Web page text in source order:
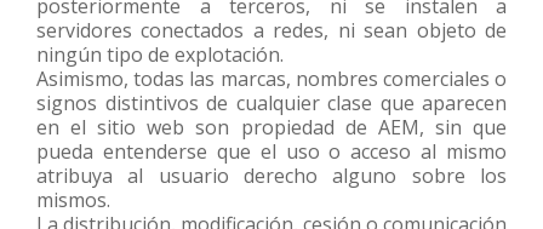
posteriormente a terceros, ni se instalen a
servidores conectados a redes, ni sean objeto de
ningún tipo de explotación.
Asimismo, todas las marcas, nombres comerciales o
signos distintivos de cualquier clase que aparecen
en el sitio web son propiedad de AEM, sin que
pueda entenderse que el uso o acceso al mismo
atribuya al usuario derecho alguno sobre los
mismos.